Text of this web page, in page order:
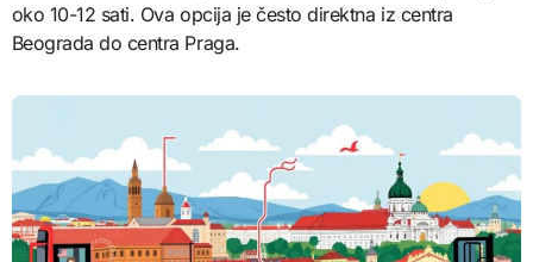
oko 10-12 sati. Ova opcija je često direktna iz centra
Beograda do centra Praga.